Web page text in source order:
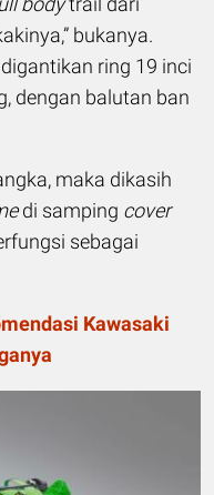
bukanya.
ring 19 inci
dengan balutan ban
maka dikasih
di samping cover
sebagai
Kawasaki